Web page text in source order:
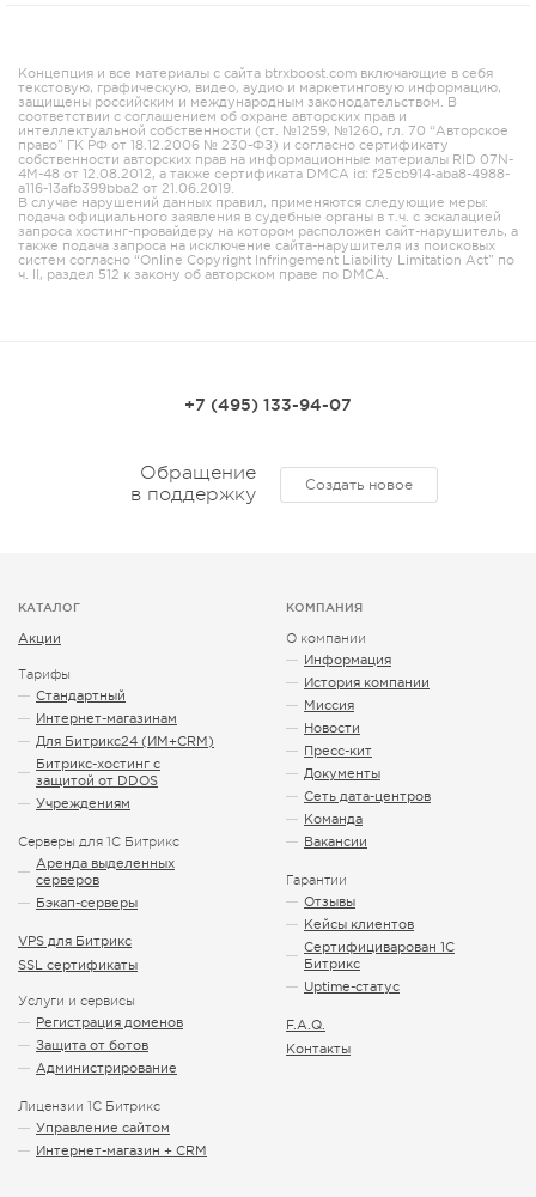
Концепция и все материалы с сайта btrxboost.com включающие в себя
текстовую, графическую, видео, аудио и маркетинговую информацию,
защищены российским и международным законодательством. В
соответствии с соглашением об охране авторских прав и
интеллектуальной собственности (ст. №1259, №1260, гл. 70 “Авторское
право” ГК РФ от 18.12.2006 № 230-ФЗ) и согласно сертификату
собственности авторских прав на информационные материалы RID 07N-
4M-48 от 12.08.2012, а также сертификата DMCA id: f25cb914-aba8-4988-
a116-13afb399bba2 от 21.06.2019.
В случае нарушений данных правил, применяются следующие меры:
подача официального заявления в судебные органы в т.ч. с эскалацией
запроса хостинг-провайдеру на котором расположен сайт-нарушитель, а
также подача запроса на исключение сайта-нарушителя из поисковых
систем согласно “Online Copyright Infringement Liability Limitation Act” по
ч. II, раздел 512 к закону об авторском праве по DMCA.
+7 (495) 133-94-07
Обращение
в поддержку
Создать новое
КАТАЛОГ
Акции
Тарифы
Стандартный
Интернет-магазинам
Для Битрикс24 (ИМ+CRM)
Битрикс-хостинг с
защитой от DDOS
Учреждениям
Серверы для 1С Битрикс
Аренда выделенных
серверов
Бэкап-серверы
VPS для Битрикс
SSL сертификаты
Услуги и сервисы
Регистрация доменов
Защита от ботов
Администрирование
Лицензии 1С Битрикс
Управление сайтом
Интернет-магазин + CRM
КОМПАНИЯ
О компании
Информация
История компании
Миссия
Новости
Пресс-кит
Документы
Сеть дата-центров
Команда
Вакансии
Гарантии
Отзывы
Кейсы клиентов
Сертифициварован 1С
Битрикс
Uptime-статус
F.A.Q.
Контакты